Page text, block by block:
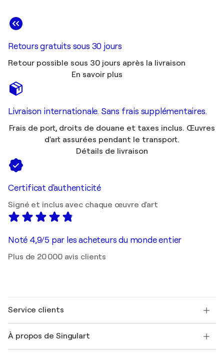
Retours gratuits sous 30 jours
Retour possible sous 30 jours après la livraison
En savoir plus
Livraison internationale. Sans frais supplémentaires.
Frais de port, droits de douane et taxes inclus. Œuvres
d'art assurées pendant le transport.
Détails de livraison
Certificat d'authenticité
Signé et inclus avec chaque œuvre d'art
Noté 4,9/5 par les acheteurs du monde entier
Plus de 20 000 avis clients
Service clients
Expédition
À propos de Singulart